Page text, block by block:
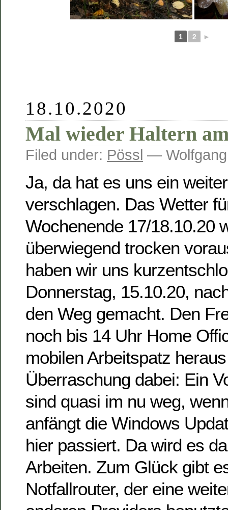
1 2 ►
18.10.2020
Mal wieder Haltern
Filed under: Pössl —
Ja, da hat es uns ein
verschlagen. Das Wetter
Wochenende 17/18.10.20
überwiegend trocken
haben wir uns
Donnerstag, 15.10.20,
den Weg gemacht. Den
noch bis 14 Uhr Home
mobilen Arbeitspatz
Überraschung dabei: Ein
sind quasi im nu weg,
anfängt die Windows
hier passiert. Da wird es
Arbeiten. Zum Glück gibt
Notfallrouter, der eine